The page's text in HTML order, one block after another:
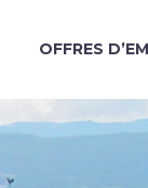
OFFRES